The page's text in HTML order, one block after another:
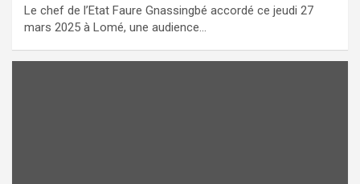
Le chef de l’Etat Faure Gnassingbé accordé ce jeudi 27
mars 2025 à Lomé, une audience…